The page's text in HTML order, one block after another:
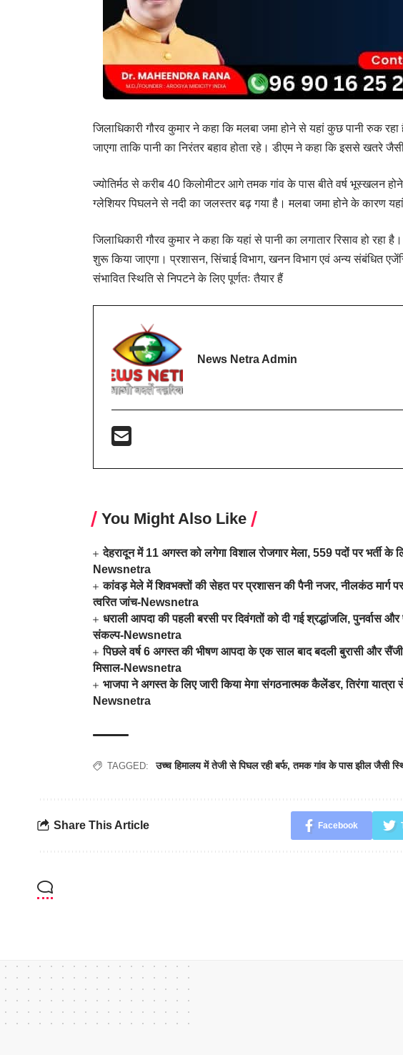
जिलाधिकारी गौरव कुमार ने कहा कि मलबा जमा होने से यहां कुछ पानी रुक
जाएगा ताकि पानी का निरंतर बहाव होता रहे। डीएम ने कहा कि इससे खतरे
ज्योतिर्मठ से करीब 40 किलोमीटर आगे तमक गांव के पास बीते वर्ष भूस्खलन होने
ग्लेशियर पिघलने से नदी का जलस्तर बढ़ गया है। मलबा जमा होने के कारण यहां
जिलाधिकारी गौरव कुमार ने कहा कि यहां से पानी का लगातार रिसाव हो
शुरू किया जाएगा। प्रशासन, सिंचाई विभाग, खनन विभाग एवं अन्य संबंधित
संभावित स्थिति से निपटने के लिए पूर्णतः तैयार हैं
News Netra Admin
You Might Also Like
देहरादून में 11 अगस्त को लगेगा विशाल रोजगार मेला, 559 पदों पर भर्ती के
Newsnetra
कांवड़ मेले में शिवभक्तों की सेहत पर प्रशासन की पैनी नजर, नीलकंठ मार्ग पर
त्वरित जांच-Newsnetra
धराली आपदा की पहली बरसी पर दिवंगतों को दी गई श्रद्धांजलि, पुनर्वास
संकल्प-Newsnetra
पिछले वर्ष 6 अगस्त की भीषण आपदा के एक साल बाद बदली बुरासी और सैंजी
मिसाल-Newsnetra
भाजपा ने अगस्त के लिए जारी किया मेगा संगठनात्मक कैलेंडर, तिरंगा
Newsnetra
TAGGED: उच्च हिमालय में तेजी से पिघल रही बर्फ,तमक गांव के पास झील जैसी
Share This Article Facebook